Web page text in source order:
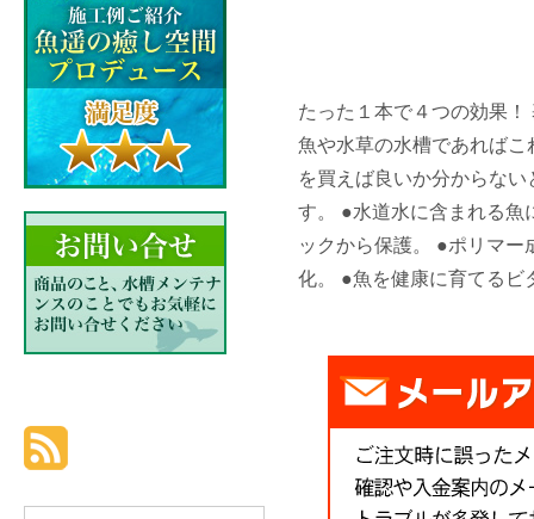
たった１本で４つの効果
魚や水草の水槽であれば
を買えば良いか分からな
す。 ●水道水に含まれる魚
ックから保護。 ●ポリマ
化。 ●魚を健康に育てるビ